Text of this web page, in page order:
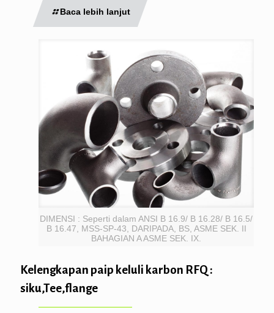
Baca lebih lanjut
DIMENSI : Seperti dalam ANSI B 16.9/ B 16.28/ B 16.5/
B 16.47, MSS-SP-43, DARIPADA, BS, ASME SEK. II
BAHAGIAN A ASME SEK. IX.
Kelengkapan paip keluli karbon RFQ :
siku,Tee,flange